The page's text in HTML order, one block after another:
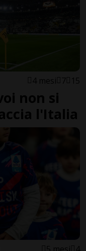
4 mesi 7 15
non si
l'Italia